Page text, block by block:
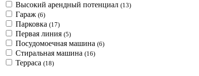
Высокий арендный потенциал (13)
Гараж (6)
Парковка (17)
Первая линия (5)
Посудомоечная машина (6)
Стиральная машина (16)
Терраса (18)